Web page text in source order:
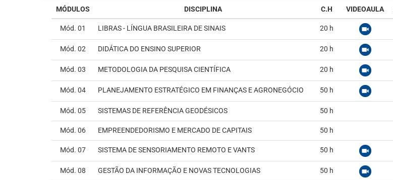
MÓDULOS DISCIPLINA C.H VIDEOAULA
Mód. 01 LIBRAS - LÍNGUA BRASILEIRA DE SINAIS 20 h
Mód. 02 DIDÁTICA DO ENSINO SUPERIOR 20 h
Mód. 03 METODOLOGIA DA PESQUISA CIENTÍFICA 20 h
Mód. 04 PLANEJAMENTO ESTRATÉGICO EM FINANÇAS E AGRONEGÓCIO 50 h
Mód. 05 SISTEMAS DE REFERÊNCIA GEODÉSICOS 50 h
Mód. 06 EMPREENDEDORISMO E MERCADO DE CAPITAIS 50 h
Mód. 07 SISTEMA DE SENSORIAMENTO REMOTO E VANTS 50 h
Mód. 08 GESTÃO DA INFORMAÇÃO E NOVAS TECNOLOGIAS 50 h